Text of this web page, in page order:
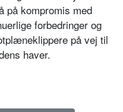
på kompromis med
forbedringer og
på vej til
haver.